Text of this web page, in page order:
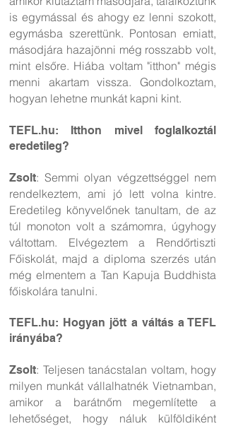
is egymással és ahogy ez lenni szokott,
egymásba szerettünk. Pontosan emiatt,
másodjára hazajönni még rosszabb volt,
mint elsőre. Hiába voltam "itthon" mégis
menni akartam vissza. Gondolkoztam,
hogyan lehetne munkát kapni kint.
TEFL.hu: Itthon mivel foglalkoztál
eredetileg?
Zsolt: Semmi olyan végzettséggel nem
rendelkeztem, ami jó lett volna kintre.
Eredetileg könyvelőnek tanultam, de az
túl monoton volt a számomra, úgyhogy
váltottam. Elvégeztem a Rendőrtiszti
Főiskolát, majd a diploma szerzés után
még elmentem a Tan Kapuja Buddhista
főiskolára tanulni.
TEFL.hu: Hogyan jött a váltás a TEFL
irányába?
Zsolt: Teljesen tanácstalan voltam, hogy
milyen munkát vállalhatnék Vietnamban,
amikor a barátnőm megemlítette a
lehetőséget, hogy náluk külföldiként